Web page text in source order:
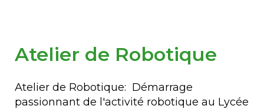
Atelier de Robotique
Atelier de Robotique: Démarrage
passionnant de l'activité robotique au Lycée